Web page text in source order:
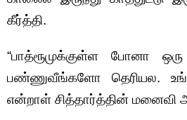
கீர்த்தி.
“பாத்ரூமுக்குள்ள போனா
பண்ணுவீங்களோ தெரியல.
என்றாள் சித்தார்த்தின் மனைவி